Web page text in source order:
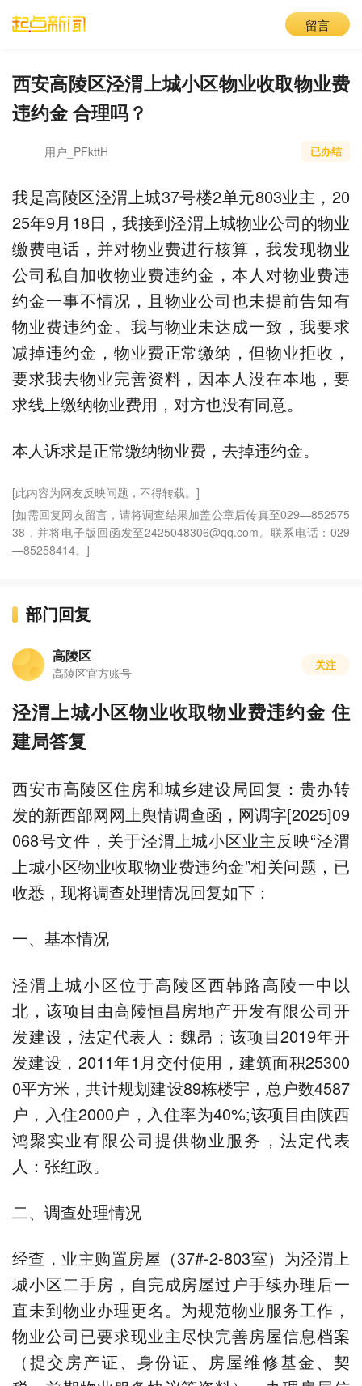
留言
西安高陵区泾渭上城小区物业收取物业费
违约金 合理吗？
用户_PFkttH 已办结
我是高陵区泾渭上城37号楼2单元803业主，20
25年9月18日，我接到泾渭上城物业公司的物业
缴费电话，并对物业费进行核算，我发现物业
公司私自加收物业费违约金，本人对物业费违
约金一事不情况，且物业公司也未提前告知有
物业费违约金。我与物业未达成一致，我要求
减掉违约金，物业费正常缴纳，但物业拒收，
要求我去物业完善资料，因本人没在本地，要
求线上缴纳物业费用，对方也没有同意。
本人诉求是正常缴纳物业费，去掉违约金。
[此内容为网友反映问题，不得转载。]
[如需回复网友留言，请将调查结果加盖公章后传真至029—852575
38，并将电子版回函发至2425048306@qq.com。联系电话：029
—85258414。]
部门回复
高陵区
高陵区官方账号
关注
泾渭上城小区物业收取物业费违约金 住
建局答复
西安市高陵区住房和城乡建设局回复：贵办转
发的新西部网网上舆情调查函，网调字[2025]09
068号文件，关于泾渭上城小区业主反映“泾渭
上城小区物业收取物业费违约金”相关问题，已
收悉，现将调查处理情况回复如下：
一、基本情况
泾渭上城小区位于高陵区西韩路高陵一中以
北，该项目由高陵恒昌房地产开发有限公司开
发建设，法定代表人：魏昂；该项目2019年开
发建设，2011年1月交付使用，建筑面积25300
0平方米，共计规划建设89栋楼宇，总户数4587
户，入住2000户，入住率为40%;该项目由陕西
鸿聚实业有限公司提供物业服务，法定代表
人：张红政。
二、调查处理情况
经查，业主购置房屋（37#-2-803室）为泾渭上
城小区二手房，自完成房屋过户手续办理后一
直未到物业办理更名。为规范物业服务工作，
物业公司已要求现业主尽快完善房屋信息档案
（提交房产证、身份证、房屋维修基金、契